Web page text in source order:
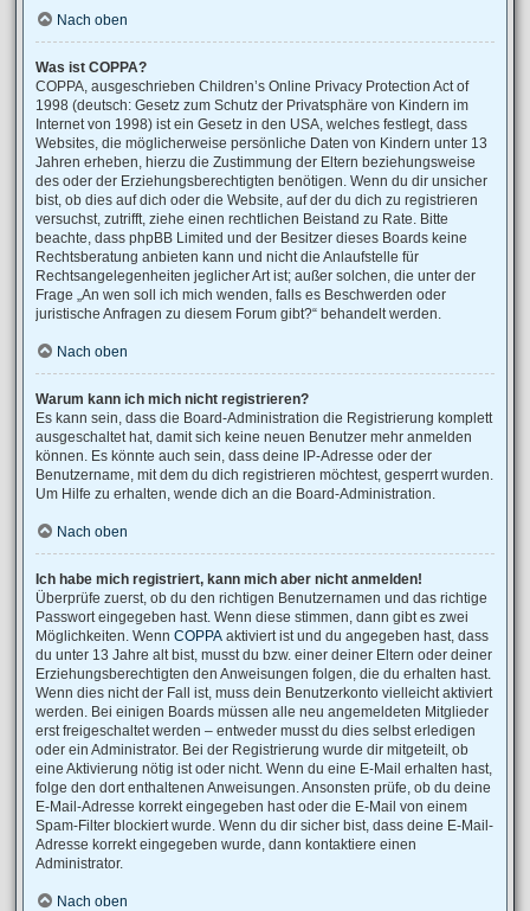
Nach oben
Was ist COPPA?
COPPA, ausgeschrieben Children’s Online Privacy Protection Act of
1998 (deutsch: Gesetz zum Schutz der Privatsphäre von Kindern im
Internet von 1998) ist ein Gesetz in den USA, welches festlegt, dass
Websites, die möglicherweise persönliche Daten von Kindern unter 13
Jahren erheben, hierzu die Zustimmung der Eltern beziehungsweise
des oder der Erziehungsberechtigten benötigen. Wenn du dir unsicher
bist, ob dies auf dich oder die Website, auf der du dich zu registrieren
versuchst, zutrifft, ziehe einen rechtlichen Beistand zu Rate. Bitte
beachte, dass phpBB Limited und der Besitzer dieses Boards keine
Rechtsberatung anbieten kann und nicht die Anlaufstelle für
Rechtsangelegenheiten jeglicher Art ist; außer solchen, die unter der
Frage „An wen soll ich mich wenden, falls es Beschwerden oder
juristische Anfragen zu diesem Forum gibt?“ behandelt werden.
Nach oben
Warum kann ich mich nicht registrieren?
Es kann sein, dass die Board-Administration die Registrierung komplett
ausgeschaltet hat, damit sich keine neuen Benutzer mehr anmelden
können. Es könnte auch sein, dass deine IP-Adresse oder der
Benutzername, mit dem du dich registrieren möchtest, gesperrt wurden.
Um Hilfe zu erhalten, wende dich an die Board-Administration.
Nach oben
Ich habe mich registriert, kann mich aber nicht anmelden!
Überprüfe zuerst, ob du den richtigen Benutzernamen und das richtige
Passwort eingegeben hast. Wenn diese stimmen, dann gibt es zwei
Möglichkeiten. Wenn COPPA aktiviert ist und du angegeben hast, dass
du unter 13 Jahre alt bist, musst du bzw. einer deiner Eltern oder deiner
Erziehungsberechtigten den Anweisungen folgen, die du erhalten hast.
Wenn dies nicht der Fall ist, muss dein Benutzerkonto vielleicht aktiviert
werden. Bei einigen Boards müssen alle neu angemeldeten Mitglieder
erst freigeschaltet werden – entweder musst du dies selbst erledigen
oder ein Administrator. Bei der Registrierung wurde dir mitgeteilt, ob
eine Aktivierung nötig ist oder nicht. Wenn du eine E-Mail erhalten hast,
folge den dort enthaltenen Anweisungen. Ansonsten prüfe, ob du deine
E-Mail-Adresse korrekt eingegeben hast oder die E-Mail von einem
Spam-Filter blockiert wurde. Wenn du dir sicher bist, dass deine E-Mail-
Adresse korrekt eingegeben wurde, dann kontaktiere einen
Administrator.
Nach oben